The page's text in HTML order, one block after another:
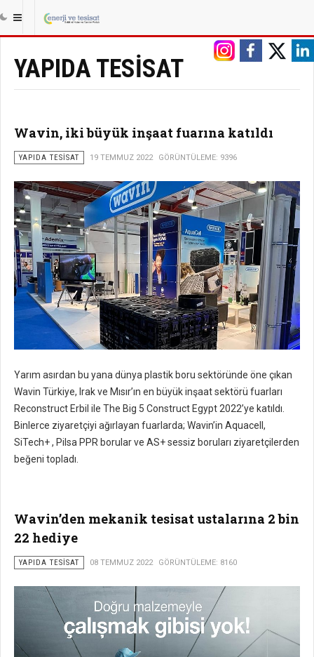
||| ANASAYFA TESISAT
YAPIDA TESISAT
Wavin, iki büyük inşaat fuarına katıldı
YAPIDA TESISAT 19 TEMMUZ 2022 GÖRÜNTÜLEME: 9396
Yarım asırdan bu yana dünya plastik boru sektöründe öne çıkan
Wavin Türkiye, Irak ve Mısır’ın en büyük inşaat sektörü fuarları
Reconstruct Erbil ile The Big 5 Construct Egypt 2022’ye katıldı.
Binlerce ziyaretçiyi ağırlayan fuarlarda; Wavin’in Aquacell,
SiTech+ , Pilsa PPR borular ve AS+ sessiz boruları ziyaretçilerden
beğeni topladı.
Wavin’den mekanik tesisat ustalarına 2 bin
22 hediye
YAPIDA TESISAT 08 TEMMUZ 2022 GÖRÜNTÜLEME: 8160